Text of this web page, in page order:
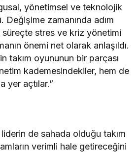
yönetimsel ve teknolojik
zamanında adım
süreçte stres ve kriz yönetimi
önemi net olarak anlaşıldı.
takım oyununun bir parçası
kademesindekiler, hem de
yer açtılar.”
de sahada olduğu takım
verimli hale getireceğini